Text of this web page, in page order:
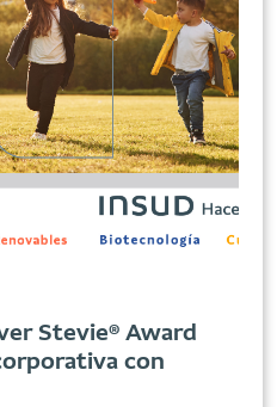
Stevie® Award
con